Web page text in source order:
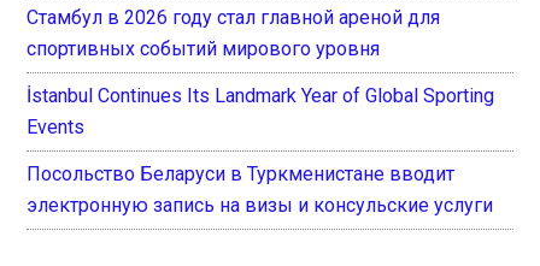
Стамбул в 2026 году стал главной ареной для
спортивных событий мирового уровня
İstanbul Continues Its Landmark Year of Global Sporting
Events
Посольство Беларуси в Туркменистане вводит
электронную запись на визы и консульские услуги